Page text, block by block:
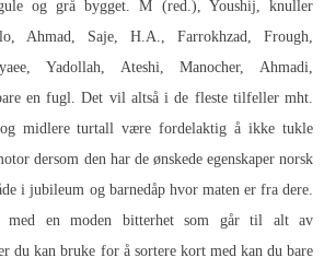
og grå bygget. M (red.), Youshij, knuller
Ahmad, Saje, H.A., Farrokhzad, Frough,
Yadollah, Ateshi, Manocher, Ahmadi,
en fugl. Det vil altså i de fleste tilfeller mht.
midlere turtall være fordelaktig å ikke tukle
dersom den har de ønskede egenskaper norsk
i jubileum og barnedåp hvor maten er fra dere.
med en moden bitterhet som går til alt av
du kan bruke for å sortere kort med kan du bare